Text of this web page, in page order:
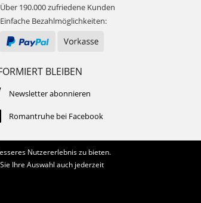
Über 190.000 zufriedene Kunden
Einfache Bezahlmöglichkeiten:
BLEIBEN
Newsletter abonnieren
Romantruhe bei Facebook
Nutzererlebnis zu bieten.
Ihre Auswahl auch jederzeit